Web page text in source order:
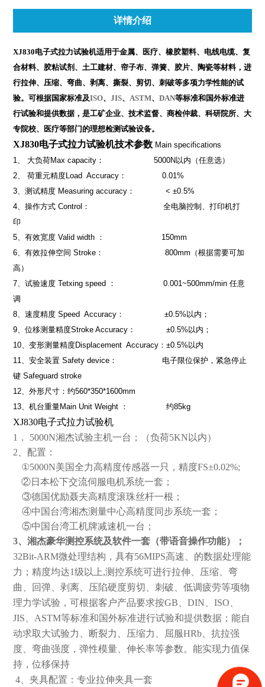
详情介绍
XJ830电子式拉力试验机适用于金属、医疗、橡胶塑料、电线电缆、复
合材料、胶粘试剂、土工建材、帘子布、弹簧、胶片、陶瓷等材料，进
行拉伸、压缩、弯曲、剥离、撕裂、剪切、刺破等多项力学性能的试
验。可根据国家标准及ISO、JIS、ASTM、DAN等标准和国外标准进
行试验和提供数据，是工矿企业、技术监督、商检仲裁、科研院所、大
专院校、医疗等部门的理想检测试验设备。
XJ830电子式拉力试验机技术参数 Main specifications
1、 大负荷Max capacity ： 5000N 以内（任意选）
2、 荷重元精度Load Accuracy ：
0.01%
3、测试精度 Measuring accuracy ：
< ±0.5%
4、操作方式 Control ：
全电脑控制、打印机打
印
5、有效宽度 Valid width ：
150mm
6、有效拉伸空间 Stroke ： 800mm （根据需要可加
高）
7、试验速度 Tetxing speed ： 0.001~500mm/min任意
调
8、速度精度 Speed Accuracy ： ±0.5% 以内；
9、位移测量精度Stroke Accuracy ： ±0.5% 以内；
10、变形测量精度Displacement Accuracy ：±0.5% 以内
11、安全装置 Safety device ：
电子限位保护，紧急停止
键 Safeguard stroke
12、外形尺寸：约560*350*1600mm
13、机台重量Main Unit Weight ： 约85kg
XJ830电子式拉力试验机
1．
5000N湘杰试验主机一台；（负荷5KN 以内）
2 、配置：
①5000N美国全力高精度传感器一只，精度FS±0.02%;
②日本松下交流伺服电机系统一套；
③德国优励聂夫高精度滚珠丝杆一根；
④中国台湾湘杰测量中心高精度同步系统一套；
⑤中国台湾工机牌减速机一台；
3、湘杰豪华测控系统及软件一套（带语音操作功能）；
32Bit-ARM微处理结构，具有56MIPS高速、的数据处理能
力；精度均达1级以上,测控系统可进行拉伸、压缩、弯
曲、回弹、剥离、压陷硬度剪切、刺破、低调疲劳等项物
理力学试验，可根据客户产品要求按GB 、DIN 、ISO
JIS
ASTM等标准和国外标准进行试验和提供数据；能自
动求取大试验力、断裂力、压缩力、屈服HRb 、抗拉强
度、弯曲强度，弹性模量、伸长率等参数。能实现力值保
持，位移保持
4 、夹具配置：专业拉伸夹具一套